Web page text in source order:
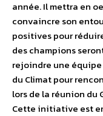
année. Il mettra en
convaincre son
positives pour
des champions
rejoindre une
du Climat pour
lors de la réunion du
Cette initiative est